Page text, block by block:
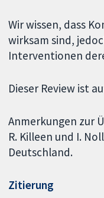
Wir wissen, dass
wirksam sind,
Interventionen
Dieser Review ist
Anmerkungen zur
R. Killeen und I.
Deutschland.
Zitierung